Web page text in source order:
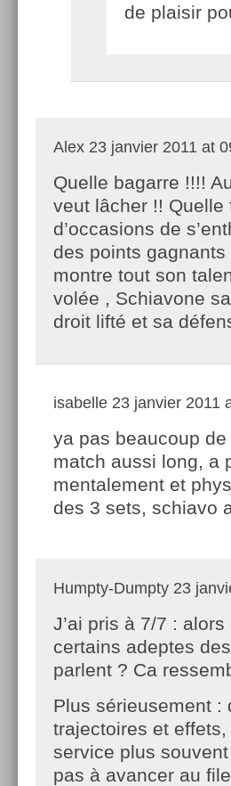
de plaisir
Alex 23 janvier 2011 at
Quelle bagarre !!!!
veut lâcher !!
d’occasions de
des points
montre tout son
volée , Schiavone
droit lifté et sa
isabelle 23 janvier 2011
ya pas beaucoup
match aussi long, a
mentalement et
des 3 sets, schiavo
Humpty-Dumpty 23
J’ai pris à 7/7 :
certains adeptes
parlent ? Ca
Plus sérieusement :
trajectoires et
service plus
pas à avancer au